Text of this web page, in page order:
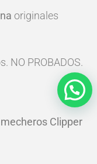
originales
NO PROBADOS.
mecheros Clipper